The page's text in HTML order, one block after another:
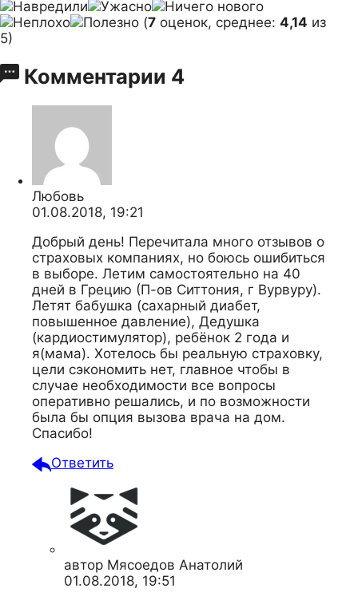
(7 оценок, среднее: 4,14 из
5)
Комментарии 4
Любовь
01.08.2018, 19:21
Добрый день! Перечитала много отзывов о
страховых компаниях, но боюсь ошибиться
в выборе. Летим самостоятельно на 40
дней в Грецию (П-ов Ситтония, г Вурвуру).
Летят бабушка (сахарный диабет,
повышенное давление), Дедушка
(кардиостимулятор), ребёнок 2 года и
я(мама). Хотелось бы реальную страховку,
цели сэкономить нет, главное чтобы в
случае необходимости все вопросы
оперативно решались, и по возможности
была бы опция вызова врача на дом.
Спасибо!
Ответить
автор Мясоедов Анатолий
01.08.2018, 19:51